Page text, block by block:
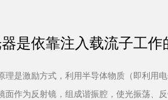
是依靠注入载流子工作
理是激励方式，利用半导体物质（即利用
面作为反射镜，组成谐振腔，使光振荡、